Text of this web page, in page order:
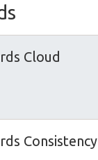
Cloud
Consistency